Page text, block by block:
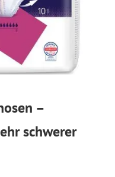
–
schwerer